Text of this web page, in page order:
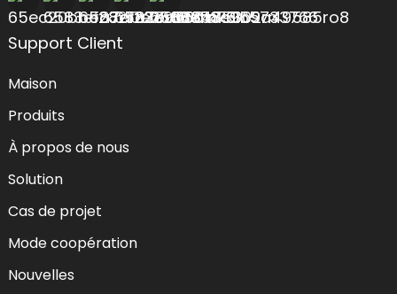
Support Client
Maison
Produits
À propos de nous
Solution
Cas de projet
Mode coopération
Nouvelles